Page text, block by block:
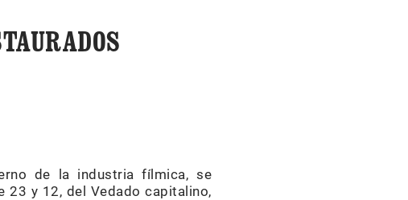
de la industria fílmica, se
23 y 12, del Vedado capitalino,